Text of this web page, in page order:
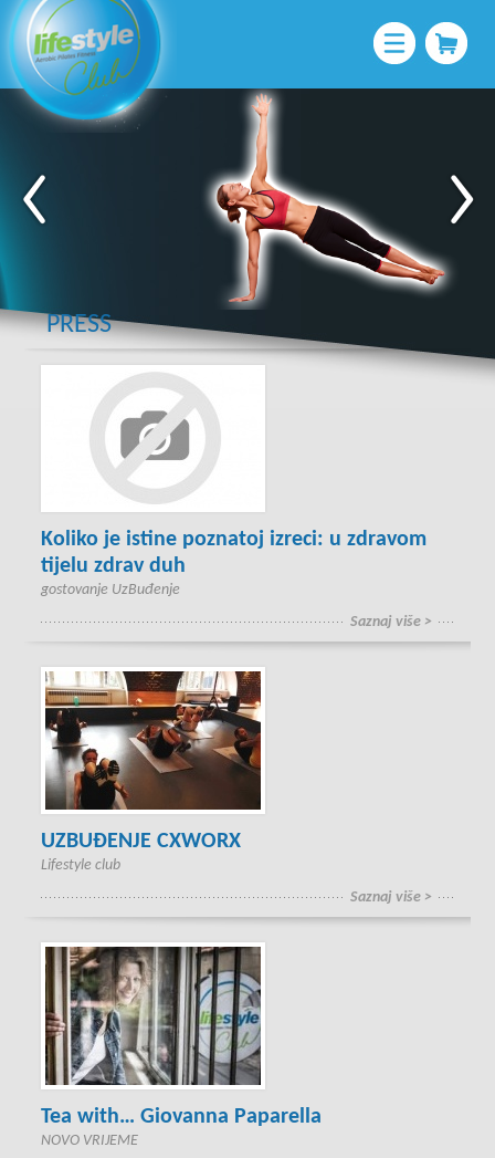
PRESS
Koliko je istine poznatoj izreci: u zdravom
tijelu zdrav duh
gostovanje UzBuđenje
Saznaj više >
UZBUĐENJE CXWORX
Lifestyle club
Saznaj više >
Tea with… Giovanna Paparella
NOVO VRIJEME